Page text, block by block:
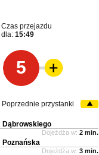
Czas przejazdu
dla: 15:49
5
Poprzednie przystanki
Dąbrowskiego
Dojeżdża w: 2 min.
Poznańska
Dojeżdża w: 3 min.